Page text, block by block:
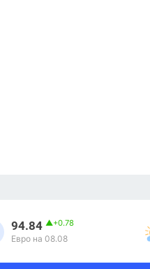
94.84 ▲+0.78
Евро на 08.08